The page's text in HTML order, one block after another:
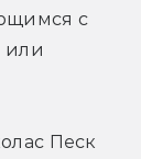
с
или
Песк